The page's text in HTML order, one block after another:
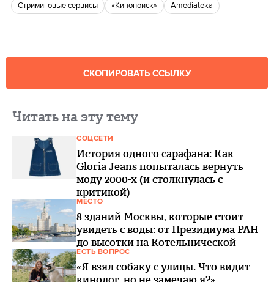
стримиговые сервисы
«Кинопоиск» Amediateka
СКОПИРОВАТЬ ССЫЛКУ
Читать на эту тему
СОЦСЕТИ
История одного сарафана: Как
Gloria Jeans попыталась вернуть
моду 2000-х (и столкнулась с
критикой)
МЕСТО
8 зданий Москвы, которые стоит
увидеть с воды: от Президиума РАН
до высотки на Котельнической
ЕСТЬ ВОПРОС
«Я взял собаку с улицы. Что видит